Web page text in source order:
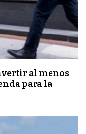
al menos
para la